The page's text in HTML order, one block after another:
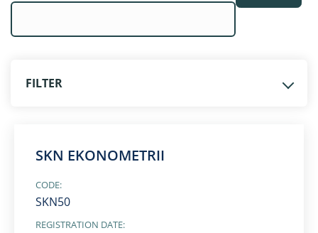
FILTER
SKN EKONOMETRII
CODE:
SKN50
REGISTRATION DATE: